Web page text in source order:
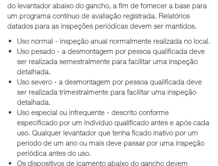
do levantador abaixo do gancho, a fim de fornecer a base para
um programa contínuo de avaliação registrada. Relatórios
datados para as inspeções periódicas devem ser mantidos.
Uso normal - inspeção anual normalmente realizada no local.
Uso pesado - a desmontagem por pessoa qualificada deve
ser realizada semestralmente para facilitar uma inspeção
detalhada.
Uso severo - a desmontagem por pessoa qualificada deve
ser realizada trimestralmente para facilitar uma inspeção
detalhada.
Uso especial ou infrequente - descrito conforme
especificado por um indivíduo qualificado antes e após cada
uso. Qualquer levantador que tenha ficado inativo por um
período de um ano ou mais deve passar por uma inspeção
periódica antes do uso.
Os dispositivos de içamento abaixo do gancho devem